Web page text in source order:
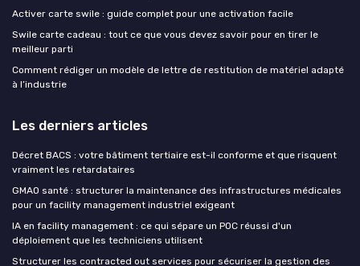
Activer carte swile : guide complet pour une activation facile
Swile carte cadeau : tout ce que vous devez savoir pour en tirer le
meilleur parti
Comment rédiger un modèle de lettre de restitution de matériel adapté
à l’industrie
Les derniers articles
Décret BACS : votre bâtiment tertiaire est-il conforme et que risquent
vraiment les retardataires
GMAO santé : structurer la maintenance des infrastructures médicales
pour un facility management industriel exigeant
IA en facility management : ce qui sépare un POC réussi d'un
déploiement que les techniciens utilisent
Structurer les contracted out services pour sécuriser la gestion des